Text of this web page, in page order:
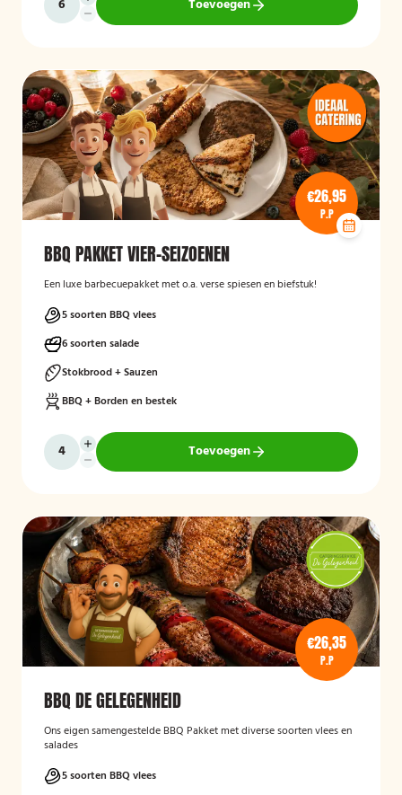
Toevoegen
€26,95
P.P
BBQ PAKKET VIER-SEIZOENEN
Een luxe barbecuepakket met o.a. verse spiesen en biefstuk!
5 soorten BBQ vlees
6 soorten salade
Stokbrood + Sauzen
BBQ + Borden en bestek
Toevoegen
€26,35
P.P
BBQ DE GELEGENHEID
Ons eigen samengestelde BBQ Pakket met diverse soorten vlees en
salades
5 soorten BBQ vlees